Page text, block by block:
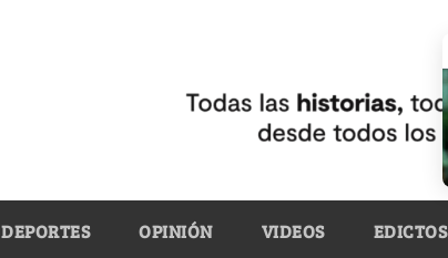
DEPORTES OPINIÓN VIDEOS EDICTOS